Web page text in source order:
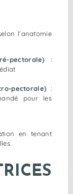
l’anatomie
pectorale) :
pectorale) :
pour les
en tenant